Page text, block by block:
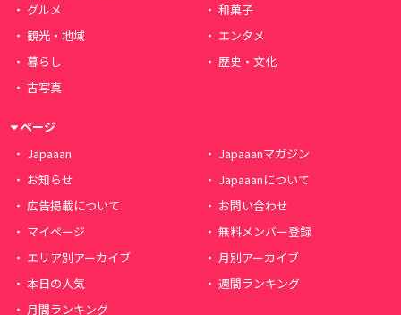
グルメ
和菓子
観光・地域
エンタメ
暮らし
歴史・文化
古写真
ページ
Japaaan
Japaaanマガジン
お知らせ
Japaaanについて
広告掲載について
お問い合わせ
マイページ
無料メンバー登録
エリア別アーカイブ
月別アーカイブ
本日の人気
週間ランキング
月間ランキング